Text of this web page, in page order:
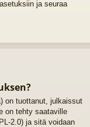
ja seuraa
on tuottanut, julkaissut
on tehty saataville
2.0) ja sitä voidaan